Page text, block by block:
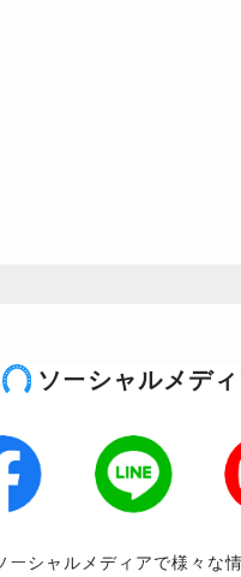
ソーシャルメデ
LINE
シャルメディアで様々な